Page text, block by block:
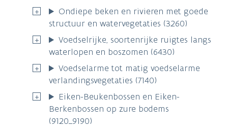
Ondiepe beken en rivieren met goede
structuur en watervegetaties (3260)
Voedselrijke, soortenrijke ruigtes langs
waterlopen en boszomen (6430)
Voedselarme tot matig voedselarme
verlandingsvegetaties (7140)
Eiken-Beukenbossen en Eiken-
Berkenbossen op zure bodems
(9120_9190)